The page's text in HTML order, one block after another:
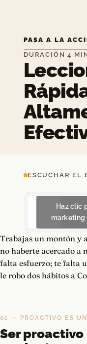
PASA A LA
DURACIÓN 4
ESCUCHAR EL
Haz clic
marketing
Trabajas un montón y
no haberte acercado a
falta esfuerzo; te falta
le robo dos hábitos a
01 — PROACTIVO ES
Ser proactivo